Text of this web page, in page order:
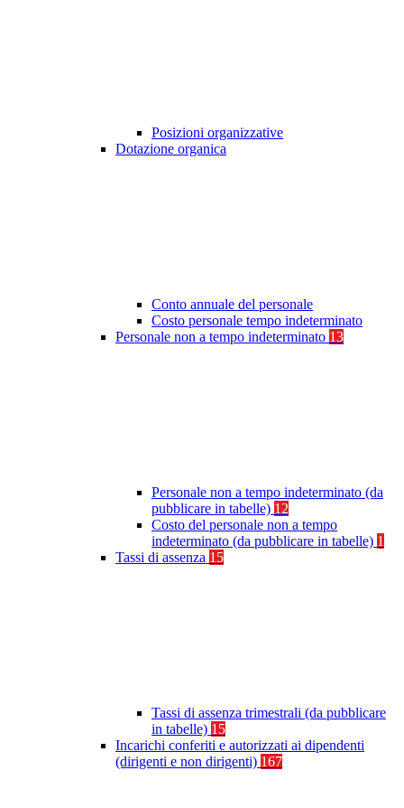
Posizioni organizzative
Dotazione organica
Conto annuale del personale
Costo personale tempo indeterminato
Personale non a tempo indeterminato 13
Personale non a tempo indeterminato (da
pubblicare in tabelle) 12
Costo del personale non a tempo
indeterminato (da pubblicare in tabelle) 1
Tassi di assenza 15
Tassi di assenza trimestrali (da pubblicare
in tabelle) 15
Incarichi conferiti e autorizzati ai dipendenti
(dirigenti e non dirigenti) 167